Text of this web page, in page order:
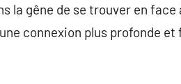
la gêne de se trouver en
connexion plus profonde